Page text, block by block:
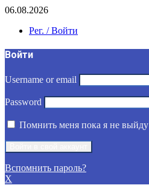
06.08.2026
Рег. / Войти
Войти
Username or email
Password
Помнить меня пока я не выйду
Вспомнить пароль?
X